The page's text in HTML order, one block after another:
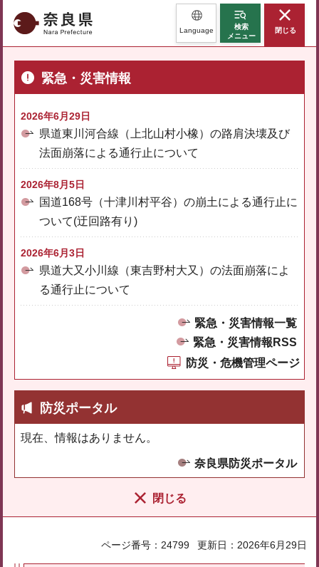
奈良県 Language
検索
メニュー
閉じる
緊急・災害情報
2026年6月29日
県道東川河合線（上北山村小橡）の路肩決壊及び
法面崩落による通行止について
2026年8月5日
国道168号（十津川村平谷）の崩土による通行止に
ついて(迂回路有り)
2026年6月3日
県道大又小川線（東吉野村大又）の法面崩落によ
る通行止について
緊急・災害情報一覧
緊急・災害情報RSS
防災・危機管理ページ
防災ポータル
現在、情報はありません。
奈良県防災ポータル
閉じる
ページ番号：24799 更新日：2026年6月29日